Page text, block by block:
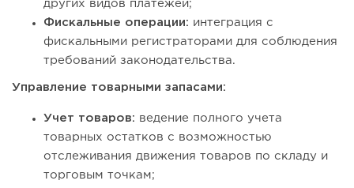
других видов платежей;
Фискальные операции: интеграция с
фискальными регистраторами для соблюдения
требований законодательства.
Управление товарными запасами:
Учет товаров: ведение полного учета
товарных остатков с возможностью
отслеживания движения товаров по складу и
торговым точкам;